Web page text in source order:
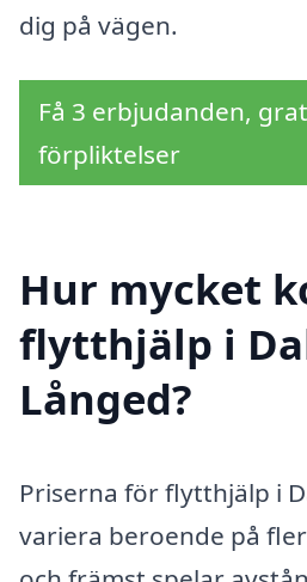
dig på vägen.
Få 3 erbjudanden,
förpliktelser
Hur mycket
flytthjälp i
Långed?
Priserna för flytthjälp i
variera beroende på